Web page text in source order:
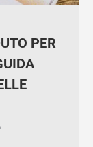
–
2021